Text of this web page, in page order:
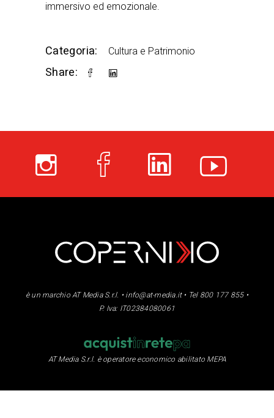
immersivo ed emozionale.
Categoria: Cultura e Patrimonio
Share:
è un marchio AT Media S.r.l. • info@at-media.it• Tel 800 177 855 •
P. Iva: IT02384080061
AT Media S.r.l. è operatore economico abilitato MEPA